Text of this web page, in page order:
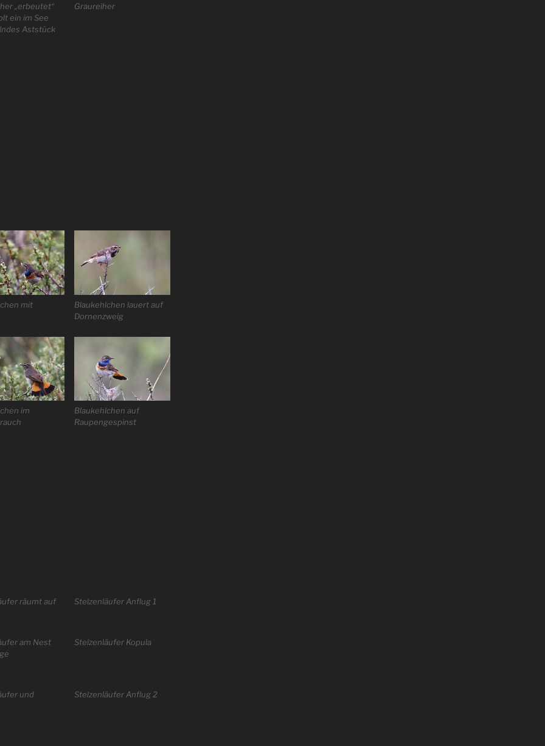
„erbeutet“
ein im See
Aststück
Graureiher
mit
Blaukehlchen lauert auf
Dornenzweig
im
Blaukehlchen auf
Raupengespinst
räumt auf Stelzenläufer Anflug 1
am Nest
Stelzenläufer Kopula
und
Stelzenläufer Anflug 2